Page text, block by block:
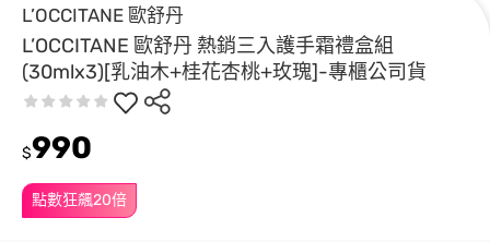
L’OCCITANE 歐舒丹
L’OCCITANE 歐舒丹 熱銷三入護手霜禮盒組
(30mlx3)[乳油木+桂花杏桃+玫瑰]-專櫃公司貨
點數狂飆20倍
$990